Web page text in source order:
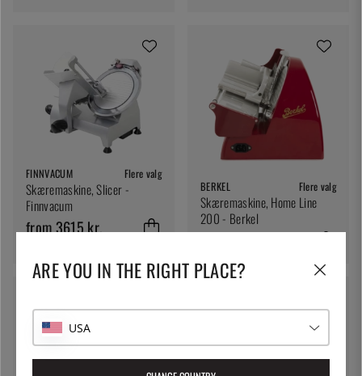
FINNVACUM Flere valg
Skæremaskine, Slicer -
Finnvacum
from 3615 kr.
BERKEL Flere valg
Skæremaskine, Home Line
200 - Berkel
ARE YOU IN THE RIGHT PLACE?
USA